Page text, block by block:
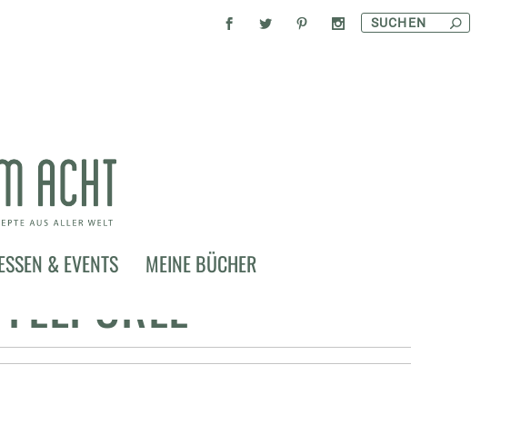
& EVENTS MEINE BÜCHER
VINAIGRETTE UND